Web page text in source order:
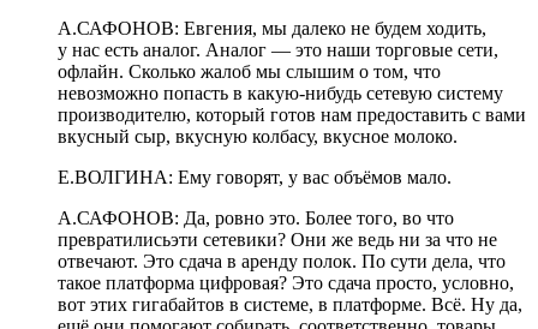
А.САФОНОВ: Евгения, мы далеко не будем ходить,
у нас есть аналог. Аналог — это наши торговые сети,
офлайн. Сколько жалоб мы слышим о том, что
невозможно попасть в какую-нибудь сетевую систему
производителю, который готов нам предоставить с вами
вкусный сыр, вкусную колбасу, вкусное молоко.
Е.ВОЛГИНА: Ему говорят, у вас объёмов мало.
А.САФОНОВ: Да, ровно это. Более того, во что
превратилисьэти сетевики? Они же ведь ни за что не
отвечают. Это сдача в аренду полок. По сути дела, что
такое платформа цифровая? Это сдача просто, условно,
вот этих гигабайтов в системе, в платформе. Всё. Ну да,